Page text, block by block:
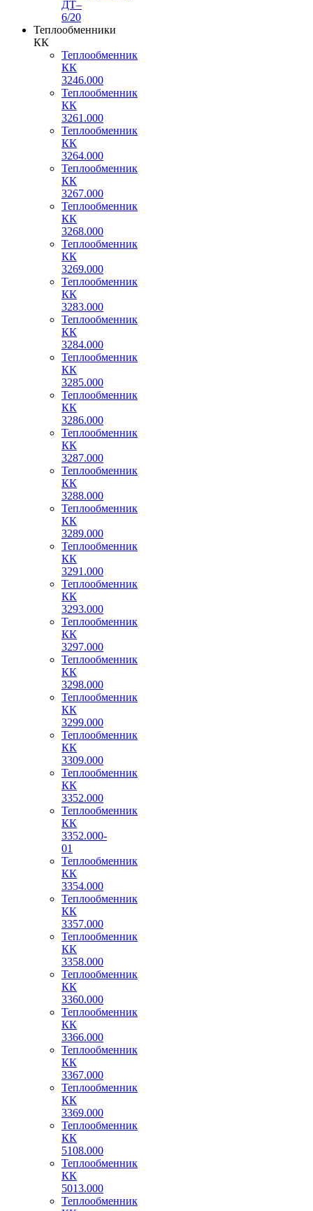
ДТ–
6/20
Теплообменники
КК
Теплообменник
КК
3246.000
Теплообменник
КК
3261.000
Теплообменник
КК
3264.000
Теплообменник
КК
3267.000
Теплообменник
КК
3268.000
Теплообменник
КК
3269.000
Теплообменник
КК
3283.000
Теплообменник
КК
3284.000
Теплообменник
КК
3285.000
Теплообменник
КК
3286.000
Теплообменник
КК
3287.000
Теплообменник
КК
3288.000
Теплообменник
КК
3289.000
Теплообменник
КК
3291.000
Теплообменник
КК
3293.000
Теплообменник
КК
3297.000
Теплообменник
КК
3298.000
Теплообменник
КК
3299.000
Теплообменник
КК
3309.000
Теплообменник
КК
3352.000
Теплообменник
КК
3352.000-
01
Теплообменник
КК
3354.000
Теплообменник
КК
3357.000
Теплообменник
КК
3358.000
Теплообменник
КК
3360.000
Теплообменник
КК
3366.000
Теплообменник
КК
3367.000
Теплообменник
КК
3369.000
Теплообменник
КК
5108.000
Теплообменник
КК
5013.000
Теплообменник